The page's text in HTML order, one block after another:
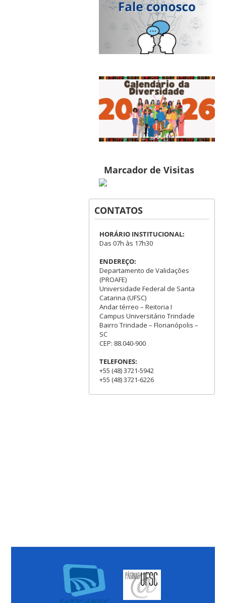
Marcador de Visitas
CONTATOS
HORÁRIO INSTITUCIONAL:
Das 07h às 17h30
ENDEREÇO:
Departamento de Validações
(PROAFE)
Universidade Federal de Santa
Catarina (UFSC)
Andar térreo – Reitoria I
Campus Universitário Trindade
Bairro Trindade – Florianópolis –
SC
CEP: 88.040-900
TELEFONES:
+55 (48) 3721-5942
+55 (48) 3721-6226